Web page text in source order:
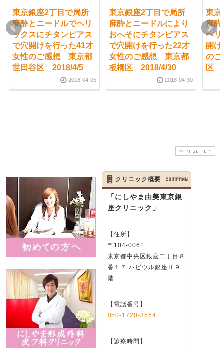
東京銀座2丁目で局所
麻酔とニードルでヘリ
ックスにチタンピアス
で穴開けを行った41才
女性のご感想 東京都
世田谷区 2018/4/5
2018-04-05
東京銀座2丁目で局所
麻酔とニードルにより
おへそにチタンピアス
で穴開けを行った22才
女性のご感想 東京都
板橋区 2018/4/30
2018-04-30
東
麻
ヘ
開
の
区
PAGE TOP
クリニック概要 COMPANY
「にしやま由美東京銀
座クリニック」
【住所】
〒104-0061
東京都中央区銀座二丁目８
番１７ ハビウル銀座Ⅱ９
階
【電話番号】
050-1720-3564
【診療時間】